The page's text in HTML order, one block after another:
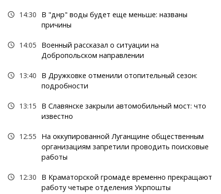
14:30
В "днр" воды будет еще меньше: названы
причины
14:05
Военный рассказал о ситуации на
Добропольском направлении
13:40
В Дружковке отменили отопительный сезон:
подробности
13:15
В Славянске закрыли автомобильный мост: что
известно
12:55
На оккупированной Луганщине общественным
организациям запретили проводить поисковые
работы
12:30
В Краматорской громаде временно прекращают
работу четыре отделения Укрпошты